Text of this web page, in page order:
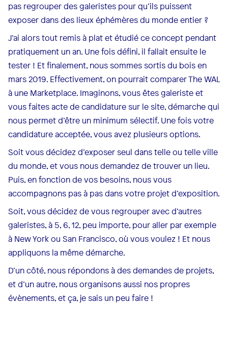
pas regrouper des galeristes pour qu’ils puissent
exposer dans des lieux éphémères du monde entier ?
J’ai alors tout remis à plat et étudié ce concept pendant
pratiquement un an. Une fois défini, il fallait ensuite le
tester ! Et finalement, nous sommes sortis du bois en
mars 2019. Effectivement, on pourrait comparer The WAL
à une Marketplace. Imaginons, vous êtes galeriste et
vous faites acte de candidature sur le site, démarche qui
nous permet d’être un minimum sélectif. Une fois votre
candidature acceptée, vous avez plusieurs options.
Soit vous décidez d’exposer seul dans telle ou telle ville
du monde, et vous nous demandez de trouver un lieu.
Puis, en fonction de vos besoins, nous vous
accompagnons pas à pas dans votre projet d’exposition.
Soit, vous décidez de vous regrouper avec d’autres
galeristes, à 5, 6, 12, peu importe, pour aller par exemple
à New York ou San Francisco, où vous voulez ! Et nous
appliquons la même démarche.
D’un côté, nous répondons à des demandes de projets,
et d’un autre, nous organisons aussi nos propres
évènements, et ça, je sais un peu faire !